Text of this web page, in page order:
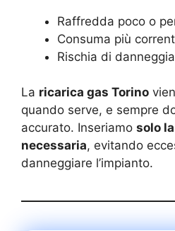
Raffredda poco o
Consuma più
Rischia di
La ricarica gas Torino
quando serve, e sempre
accurato. Inseriamo solo
necessaria, evitando
danneggiare l’impianto.